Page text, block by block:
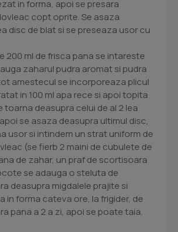
in forma, apoi se presara
copt oprite. Se asaza
disc de blat si se preseaza usor cu
200 ml de frisca pana se intareste
zaharul pudra aromat si pudra
amestecul se incorporeaza plicul
in 100 ml apa rece si apoi topita
toarna deasupra celui de al 2 lea
se asaza deasupra ultimul disc,
usor si intindem un strat uniform de
(se fierb 2 maini de cubulete de
de zahar, un praf de scortisoara
se adauga o steluta de
deasupra migdalele prajite si
in forma cateva ore, la frigider, de
pana a 2 a zi, apoi se poate taia.